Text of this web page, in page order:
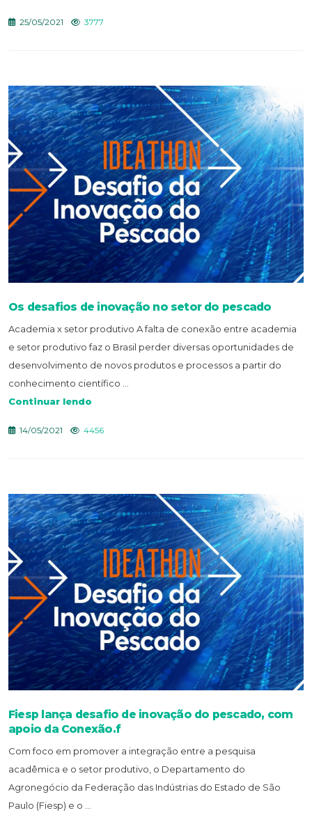
25/05/2021 3777
Os desafios de inovação no setor do pescado
Academia x setor produtivo A falta de conexão entre academia
e setor produtivo faz o Brasil perder diversas oportunidades de
desenvolvimento de novos produtos e processos a partir do
conhecimento científico ...
Continuar lendo
14/05/2021 4456
Fiesp lança desafio de inovação do pescado, com
apoio da Conexão.f
Com foco em promover a integração entre a pesquisa
acadêmica e o setor produtivo, o Departamento do
Agronegócio da Federação das Indústrias do Estado de São
Paulo (Fiesp) e o ...